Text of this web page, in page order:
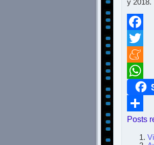
y 2018.
Twitter
Posts